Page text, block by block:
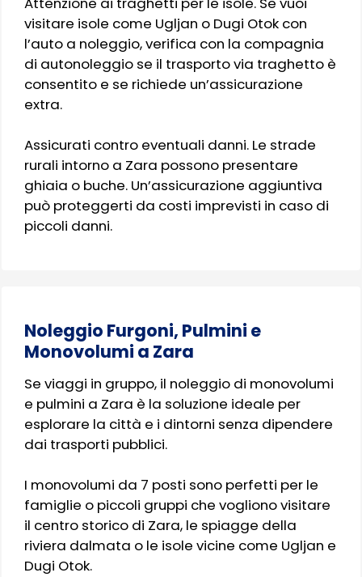
visitare isole come Ugljan o Dugi Otok con
l’auto a noleggio, verifica con la compagnia
di autonoleggio se il trasporto via traghetto è
consentito e se richiede un’assicurazione
extra.
Assicurati contro eventuali danni. Le strade
rurali intorno a Zara possono presentare
ghiaia o buche. Un’assicurazione aggiuntiva
può proteggerti da costi imprevisti in caso di
piccoli danni.
Noleggio Furgoni, Pulmini e
Monovolumi a Zara
Se viaggi in gruppo, il noleggio di monovolumi
e pulmini a Zara è la soluzione ideale per
esplorare la città e i dintorni senza dipendere
dai trasporti pubblici.
I monovolumi da 7 posti sono perfetti per le
famiglie o piccoli gruppi che vogliono visitare
il centro storico di Zara, le spiagge della
riviera dalmata o le isole vicine come Ugljan e
Dugi Otok.